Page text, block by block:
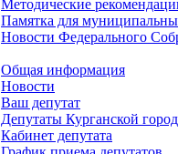
Методические
Памятка для
Новости Федерального
Общая информация
Новости
Ваш депутат
Депутаты Курганской
Кабинет депутата